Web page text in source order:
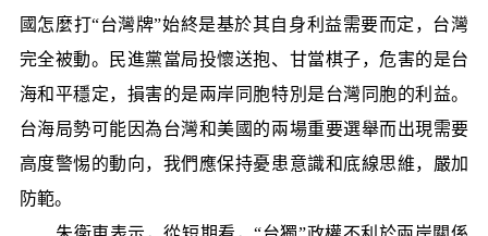
國怎麼打“台灣牌”始終是基於其自身利益需要而定，台灣
完全被動。民進黨當局投懷送抱、甘當棋子，危害的是台
海和平穩定，損害的是兩岸同胞特別是台灣同胞的利益。
台海局勢可能因為台灣和美國的兩場重要選舉而出現需要
高度警惕的動向，我們應保持憂患意識和底線思維，嚴加
防範。